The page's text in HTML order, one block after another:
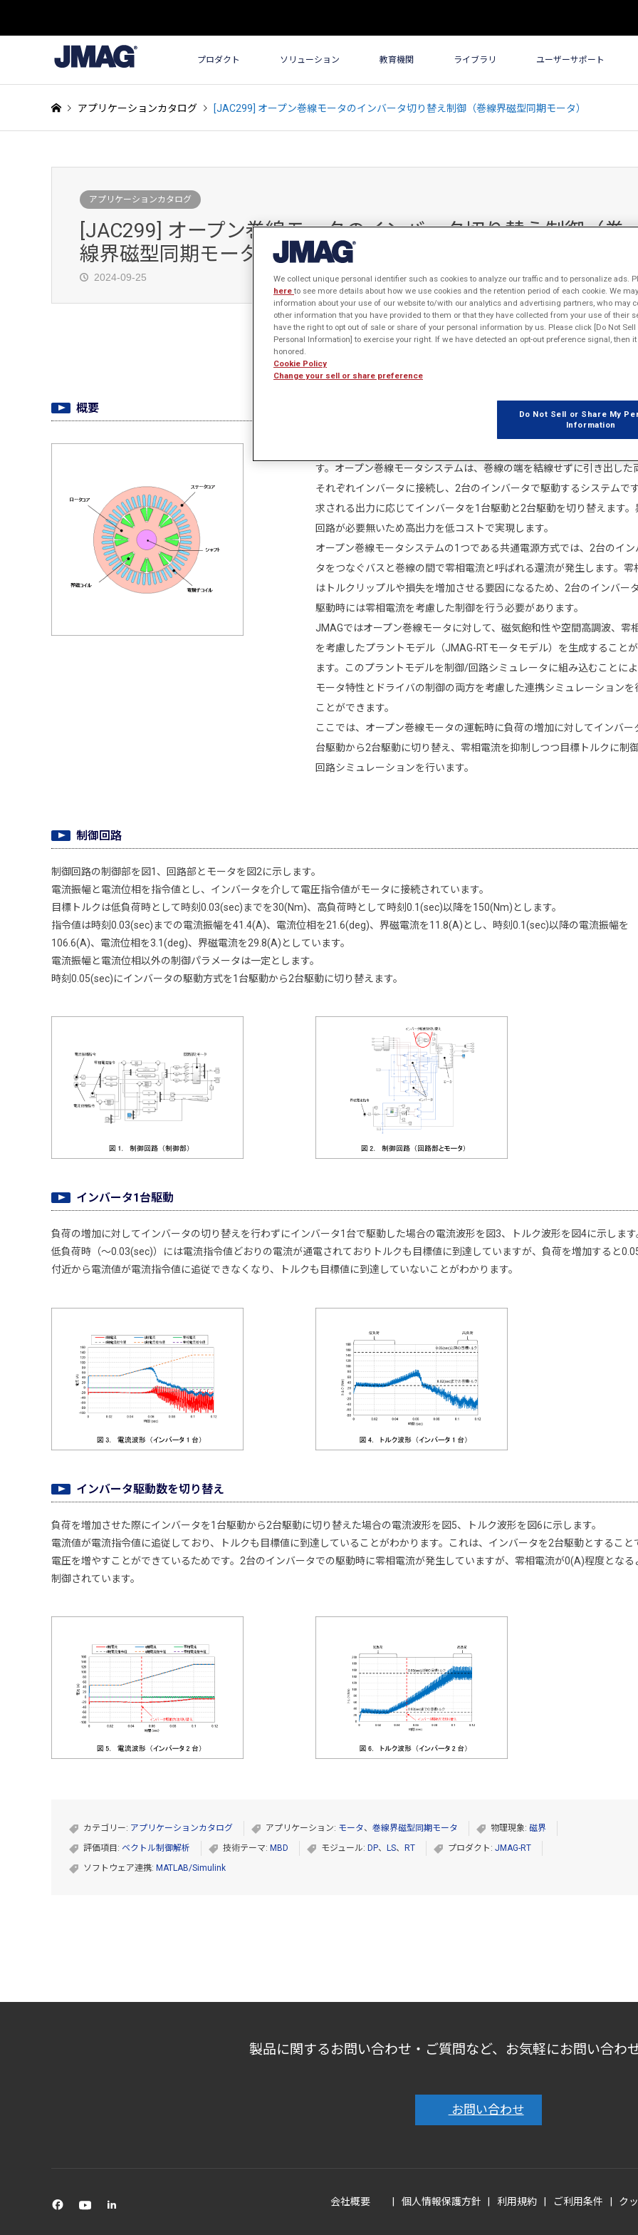
プロダクト ソリューション 教育機関 ライブラリ ユーザーサポート
アプリケーションカタログ [JAC299] オープン巻線モータのインバータ切り替え制御（巻線界磁型同期モータ）
アプリケーションカタログ
[JAC299] オープン巻線モータのインバータ切り替え制御（巻
線界磁型同期モータ）
2024-09-25
サインインするとデータがダウンロードで
概要
す。オープン巻線モータシステムは、巻線の端を結線せずに引き出した
それぞれインバータに接続し、2台のインバータで駆動するシステムで
求される出力に応じてインバータを1台駆動と2台駆動を切り替えます。
回路が必要無いため高出力を低コストで実現します。
オープン巻線モータシステムの1つである共通電源方式では、2台のイン
タをつなぐバスと巻線の間で零相電流と呼ばれる還流が発生します。零
はトルクリップルや損失を増加させる要因になるため、2台のインバー
駆動時には零相電流を考慮した制御を行う必要があります。
JMAGではオープン巻線モータに対して、磁気飽和性や空間高調波、零
を考慮したプラントモデル（JMAG-RTモータモデル）を生成すること
ます。このプラントモデルを制御/回路シミュレータに組み込むことによ
モータ特性とドライバの制御の両方を考慮した連携シミュレーションを
ことができます。
ここでは、オープン巻線モータの運転時に負荷の増加に対してインバー
台駆動から2台駆動に切り替え、零相電流を抑制しつつ目標トルクに制
回路シミュレーションを行います。
制御回路
制御回路の制御部を図1、回路部とモータを図2に示します。
電流振幅と電流位相を指令値とし、インバータを介して電圧指令値がモータに接続されています。
目標トルクは低負荷時として時刻0.03(sec)までを30(Nm)、高負荷時として時刻0.1(sec)以降を150(Nm)とします。
指令値は時刻0.03(sec)までの電流振幅を41.4(A)、電流位相を21.6(deg)、界磁電流を11.8(A)とし、時刻0.1(sec)以降の電流振幅を
106.6(A)、電流位相を3.1(deg)、界磁電流を29.8(A)としています。
電流振幅と電流位相以外の制御パラメータは一定とします。
時刻0.05(sec)にインバータの駆動方式を1台駆動から2台駆動に切り替えます。
インバータ1台駆動
負荷の増加に対してインバータの切り替えを行わずにインバータ1台で駆動した場合の電流波形を図3、トルク波形を図4に示します
低負荷時（～0.03(sec)）には電流指令値どおりの電流が通電されておりトルクも目標値に到達していますが、負荷を増加すると
付近から電流値が電流指令値に追従できなくなり、トルクも目標値に到達していないことがわかります。
インバータ駆動数を切り替え
負荷を増加させた際にインバータを1台駆動から2台駆動に切り替えた場合の電流波形を図5、トルク波形を図6に示します。
電流値が電流指令値に追従しており、トルクも目標値に到達していることがわかります。これは、インバータを2台駆動とすること
電圧を増やすことができているためです。2台のインバータでの駆動時に零相電流が発生していますが、零相電流が0(A)程度となる
制御されています。
カテゴリー: アプリケーションカタログ アプリケーション: モータ、 巻線界磁型同期モータ 物理現象: 磁界
評価項目: ベクトル制御解析 技術テーマ: MBD モジュール: DP、 LS、 RT プロダクト: JMAG-RT
ソフトウェア連携: MATLAB/Simulink
製品に関するお問い合わせ・ご質問など、お気軽にお問い合わせ
お問い合わせ
会社概要 個人情報保護方針 利用規約 ご利用条件 ク
We collect unique personal identifier such as cookies to analyze our traffic and to personalize ads.
hereto see more details about how we use cookies and the retention period of each cookie. We
information about your use of our website to/with our analytics and advertising partners, who may
other information that you have provided to them or that they have collected from your use of their
have the right to opt out of sale or share of your personal information by us. Please click [Do Not Sell
Personal Information] to exercise your right. If we have detected an opt-out preference signal, then
honored.
Cookie Policy
Change your sell or share preference
Do Not Sell or Share My
Information